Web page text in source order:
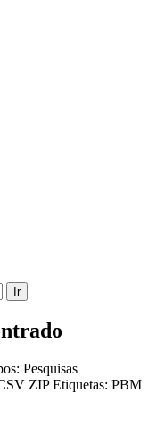
Ir
Pesquisas
ZIPEtiquetas: PBM